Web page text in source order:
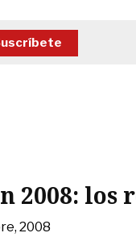
2008: los
2008